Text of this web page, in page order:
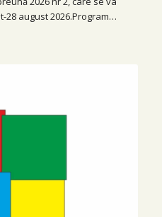
28 august 2026.Program…